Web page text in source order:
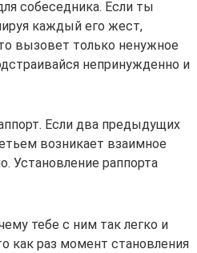
собеседника. Если ты
каждый его жест,
вызовет только ненужное
непринужденно и
Если два предыдущих
возникает взаимное
Установление раппорта
тебе с ним так легко и
как раз момент становления